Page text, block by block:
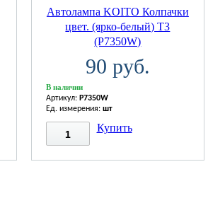
Автолампа KOITO Колпачки
цвет. (ярко-белый) T3
(P7350W)
90 руб.
В наличии
Артикул: P7350W
Ед. измерения: шт
Купить